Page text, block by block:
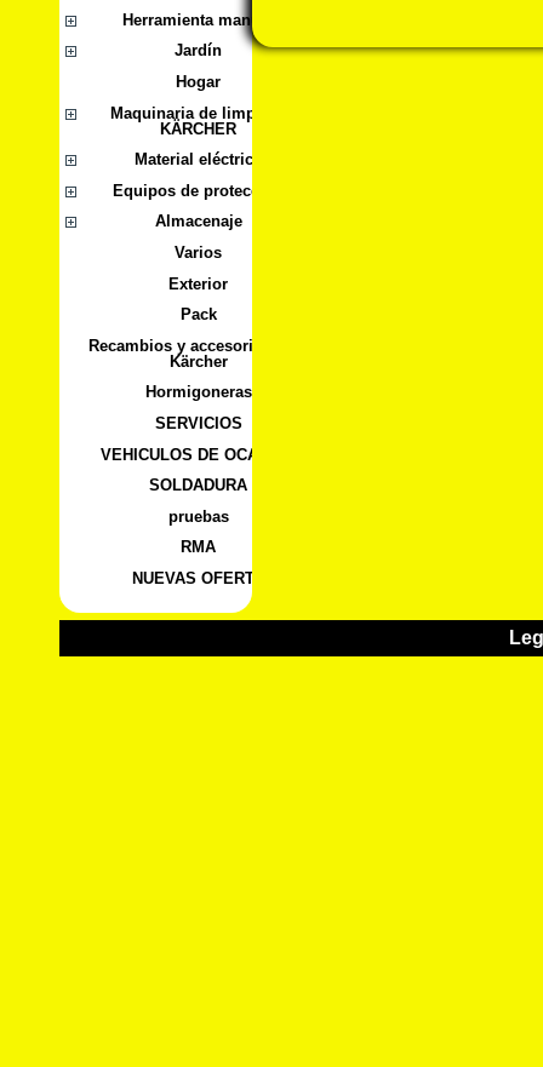
Herramienta manual
Jardín
Hogar
Maquinaria de limpieza
KÄRCHER
Material eléctrico
Equipos de protección
Almacenaje
Varios
Exterior
Pack
Recambios y accesorios para
Kärcher
Hormigoneras
SERVICIOS
VEHICULOS DE OCASION
SOLDADURA
pruebas
RMA
NUEVAS OFERTA